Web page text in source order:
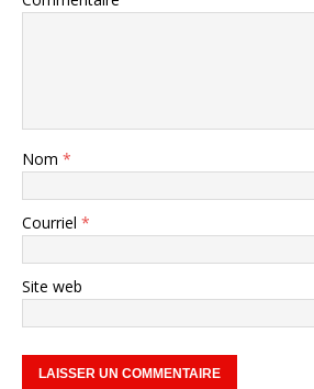
Nom *
Courriel *
Site web